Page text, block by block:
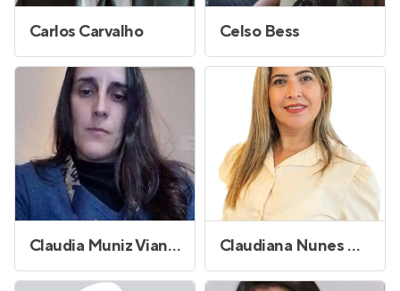
Carlos Carvalho Celso Bess
Claudia Muniz Vianna Claudiana Nunes Noborikawa